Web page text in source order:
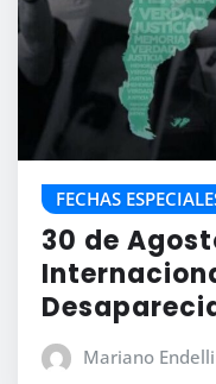
FECHAS
30 de
Mariano Endelli